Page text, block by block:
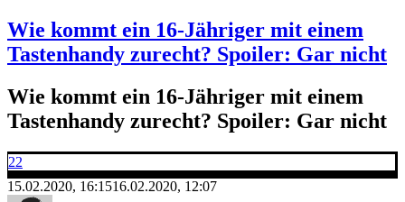
Wie kommt ein 16-Jähriger mit einem
Tastenhandy zurecht? Spoiler: Gar nicht
Wie kommt ein 16-Jähriger mit einem
Tastenhandy zurecht? Spoiler: Gar nicht
22
15.02.2020, 16:1516.02.2020, 12:07